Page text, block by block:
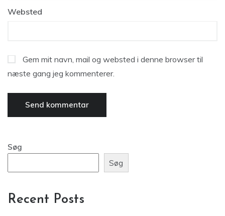
Websted
Gem mit navn, mail og websted i denne browser til
næste gang jeg kommenterer.
Søg
Søg
Recent Posts